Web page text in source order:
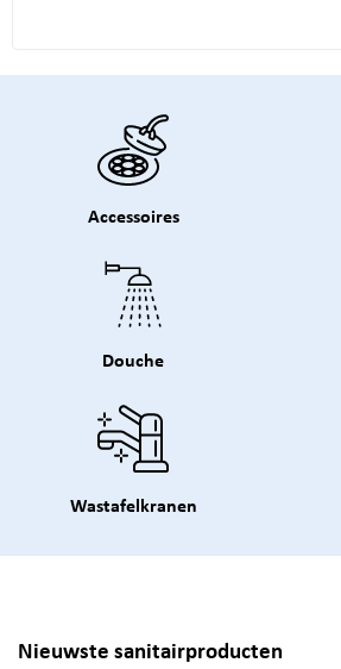
Accessoires
Douche
Wastafelkranen
Nieuwste sanitairproducten